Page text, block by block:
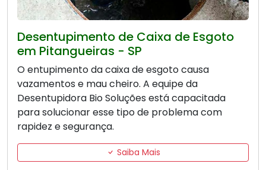
Desentupimento de Caixa de Esgoto
em Pitangueiras - SP
O entupimento da caixa de esgoto causa
vazamentos e mau cheiro. A equipe da
Desentupidora Bio Soluções está capacitada
para solucionar esse tipo de problema com
rapidez e segurança.
Saiba Mais